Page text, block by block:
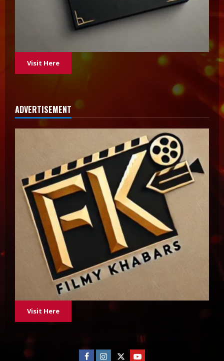
Visit Here
ADVERTISEMENT
Visit Here
Facebook
Instagram
TwitterYoutube